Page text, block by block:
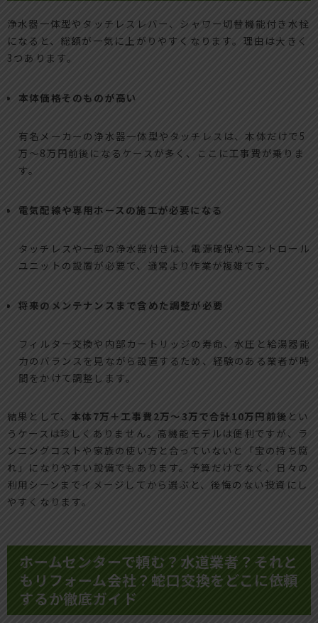
浄水器一体型やタッチレスレバー、シャワー切替機能付き水栓
になると、総額が一気に上がりやすくなります。理由は大きく
3つあります。
本体価格そのものが高い
有名メーカーの浄水器一体型やタッチレスは、本体だけで5
万〜8万円前後になるケースが多く、ここに工事費が乗りま
す。
電気配線や専用ホースの施工が必要になる
タッチレスや一部の浄水器付きは、電源確保やコントロール
ユニットの設置が必要で、通常より作業が複雑です。
将来のメンテナンスまで含めた調整が必要
フィルター交換や内部カートリッジの寿命、水圧と給湯器能
力のバランスを見ながら設置するため、経験のある業者が時
間をかけて調整します。
結果として、 本体7万＋工事費2万〜3万で合計10万円前後 とい
うケースは珍しくありません。高機能モデルは便利ですが、ラ
ンニングコストや家族の使い方と合っていないと「宝の持ち腐
れ」になりやすい設備でもあります。予算だけでなく、日々の
利用シーンまでイメージしてから選ぶと、後悔のない投資にし
やすくなります。
ホームセンターで頼む？水道業者？それと
もリフォーム会社？蛇口交換をどこに依頼
するか徹底ガイド